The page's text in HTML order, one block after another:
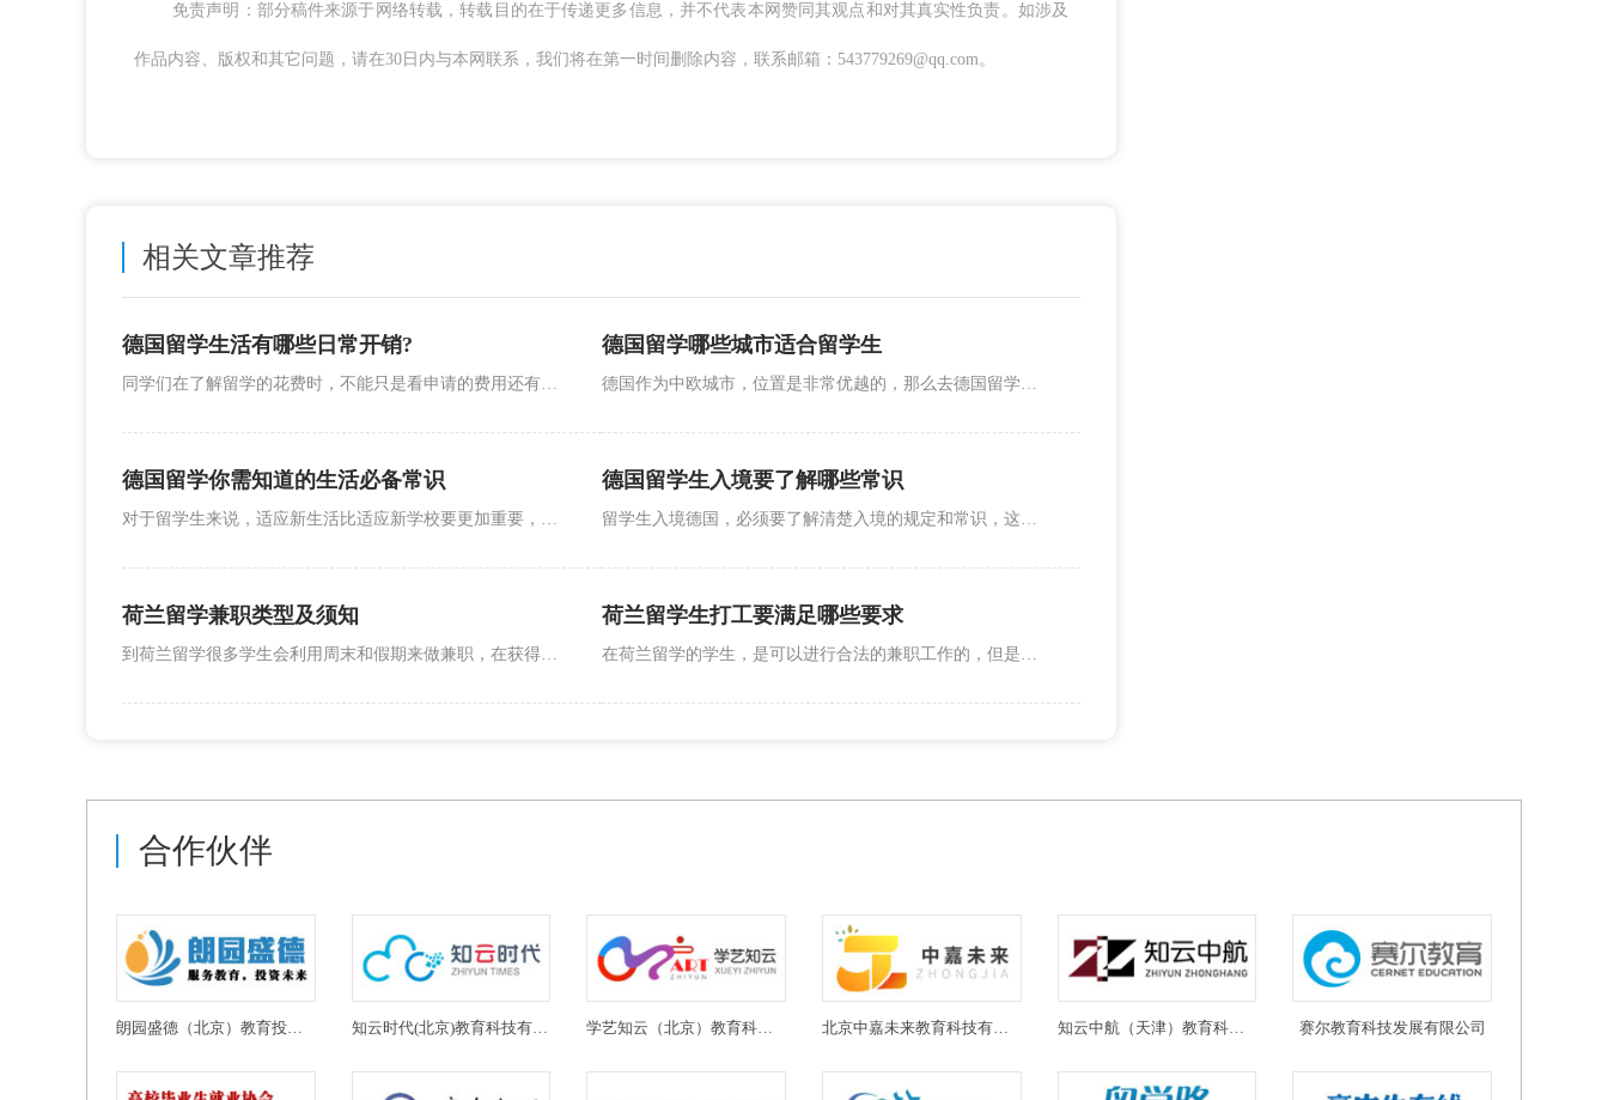
免责声明：部分稿件来源于网络转载，转载目的在于传递更多信息，并不代表本网赞同其观点和对其真实性负责。如涉及
作品内容、版权和其它问题，请在30日内与本网联系，我们将在第一时间删除内容，联系邮箱：543779269@qq.com。
相关文章推荐
德国留学生活有哪些日常开销?
同学们在了解留学的花费时，不能只是看申请的费用还有学费这一些，日常的花销如何其实一样很有必要去了解。在德国留学会有什么日常的花销。
德国留学哪些城市适合留学生
德国作为中欧城市，位置是非常优越的，那么去德国留学哪些城市是首选呢？下面介绍德国留学哪些城市适合留学生。
德国留学你需知道的生活必备常识
对于留学生来说，适应新生活比适应新学校要更加重要，前者的准备在国内就可以展开。下面看看德国留学你需知道的生活必备常识。
德国留学生入境要了解哪些常识
留学生入境德国，必须要了解清楚入境的规定和常识，这样才能尽可能地减少入境的时间。下面看看德国留学生入境要了解哪些常识？
荷兰留学兼职类型及须知
到荷兰留学很多学生会利用周末和假期来做兼职，在获得了一定收入的同时也能锻炼自己的能力，在荷兰留学有哪些兼职可以做，打工有哪些需要注意的地方。
荷兰留学生打工要满足哪些要求
在荷兰留学的学生，是可以进行合法的兼职工作的，但是在准备的时候，必须要确认好自己的资格， 获取相关证明。那么荷兰留学生打工要满足哪些要求？
合作伙伴
朗园盛德（北京）教育投资有限公司 知云时代(北京)教育科技有限公司 学艺知云（北京）教育科技有限公司 北京中嘉未来教育科技有限公司 知云中航（天津）教育科技有限公司 赛尔教育科技发展有限公司